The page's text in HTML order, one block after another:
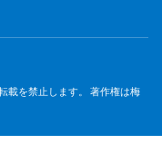
載を禁止します。 著作権は梅